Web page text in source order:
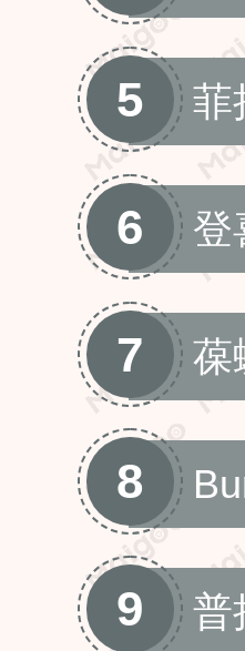
5 菲
6 登
7 葆
8
9 普